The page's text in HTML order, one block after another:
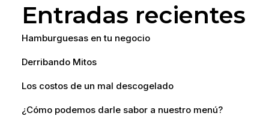
Entradas recientes
Hamburguesas en tu negocio
Derribando Mitos
Los costos de un mal descogelado
¿Cómo podemos darle sabor a nuestro menú?